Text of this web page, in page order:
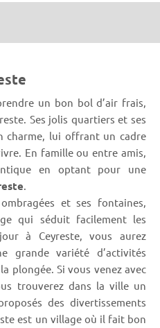
un bon bol d’air frais,
Ses jolis quartiers et ses
charme, lui offrant un cadre
En famille ou entre amis,
en optant pour une
.
et ses fontaines,
qui séduit facilement les
à Ceyreste, vous aurez
grande variété d’activités
plongée. Si vous venez avec
trouverez dans la ville un
des divertissements
est un village où il fait bon